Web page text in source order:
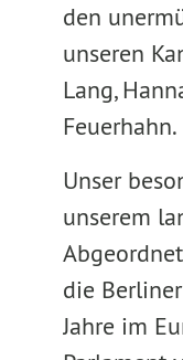
den
unseren
Lang,
Feuerhahn.
Unser
unserem
die
Jahre im